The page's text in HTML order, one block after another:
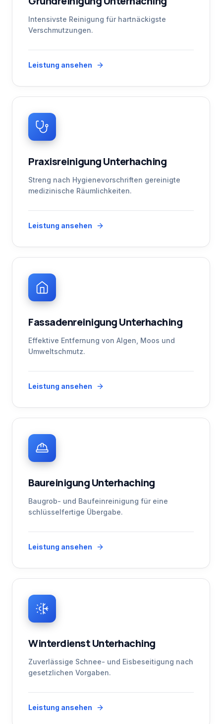
Intensivste Reinigung für hartnäckigste
Verschmutzungen.
Leistung ansehen
Praxisreinigung Unterhaching
Streng nach Hygienevorschriften gereinigte
medizinische Räumlichkeiten.
Leistung ansehen
Fassadenreinigung Unterhaching
Effektive Entfernung von Algen, Moos und
Umweltschmutz.
Leistung ansehen
Baureinigung Unterhaching
Baugrob- und Baufeinreinigung für eine
schlüsselfertige Übergabe.
Leistung ansehen
Winterdienst Unterhaching
Zuverlässige Schnee- und Eisbeseitigung nach
gesetzlichen Vorgaben.
Leistung ansehen